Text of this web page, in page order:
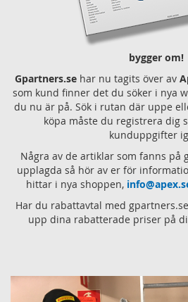
bygger om!
Gpartners.se har nu tagits över av
som kund finner det du söker i nya
du nu är på. Sök i rutan där uppe
köpa måste du registrera dig
kunduppgifter
Några av de artiklar som fanns på
upplagda så hör av er för
hittar i nya shoppen,
Har du rabattavtal med
upp dina rabatterade priser på